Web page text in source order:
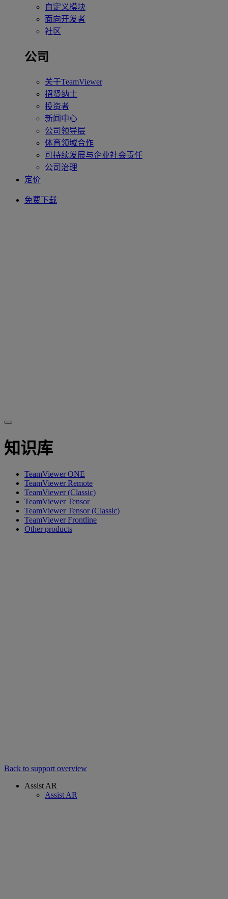
自定义模块
面向开发者
社区
公司
关于TeamViewer
招贤纳士
投资者
新闻中心
公司领导层
体育领域合作
可持续发展与企业社会责任
公司治理
定价
免费下载
知识库
TeamViewer ONE
TeamViewer Remote
TeamViewer (Classic)
TeamViewer Tensor
TeamViewer Tensor (Classic)
TeamViewer Frontline
Other products
Back to support overview
Assist AR
Assist AR